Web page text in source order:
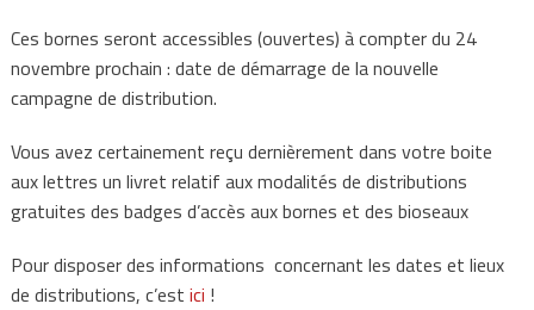
Ces bornes seront accessibles (ouvertes) à compter du 24
novembre prochain : date de démarrage de la nouvelle
campagne de distribution.
Vous avez certainement reçu dernièrement dans votre boite
aux lettres un livret relatif aux modalités de distributions
gratuites des badges d’accès aux bornes et des bioseaux
Pour disposer des informations concernant les dates et lieux
de distributions, c’est ici !